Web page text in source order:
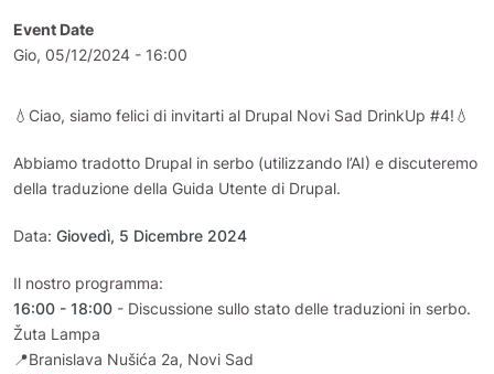
Event Date
Gio, 05/12/2024 - 16:00
💧Ciao, siamo felici di invitarti al Drupal Novi Sad DrinkUp #4!💧
Abbiamo tradotto Drupal in serbo (utilizzando l’AI) e discuteremo
della traduzione della Guida Utente di Drupal.
Data: Giovedì, 5 Dicembre 2024
Il nostro programma:
16:00 - 18:00 - Discussione sullo stato delle traduzioni in serbo.
Žuta Lampa
📍Branislava Nušića 2a, Novi Sad